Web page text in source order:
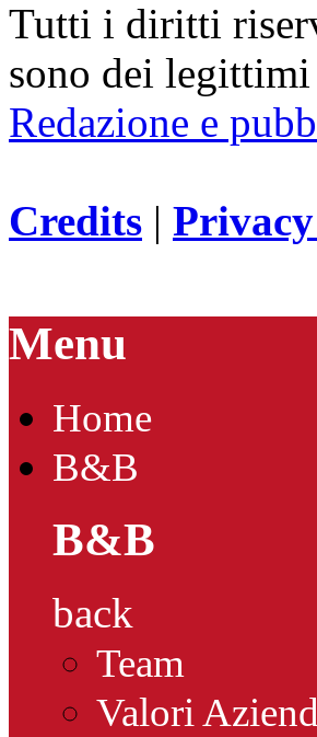
Tutti i diritti
sono dei
Redazione e
Credits |
Menu
Home
B&B
B&B
back
Team
Valori